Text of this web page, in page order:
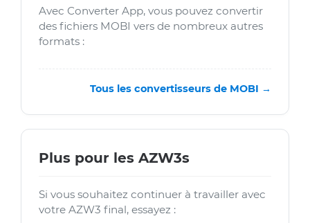
Avec Converter App, vous pouvez convertir
des fichiers MOBI vers de nombreux autres
formats :
Tous les convertisseurs de MOBI →
Plus pour les AZW3s
Si vous souhaitez continuer à travailler avec
votre AZW3 final, essayez :